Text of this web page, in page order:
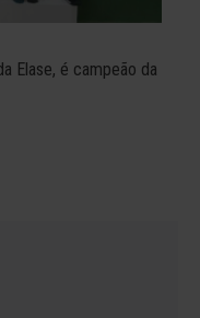
Elase, é campeão da